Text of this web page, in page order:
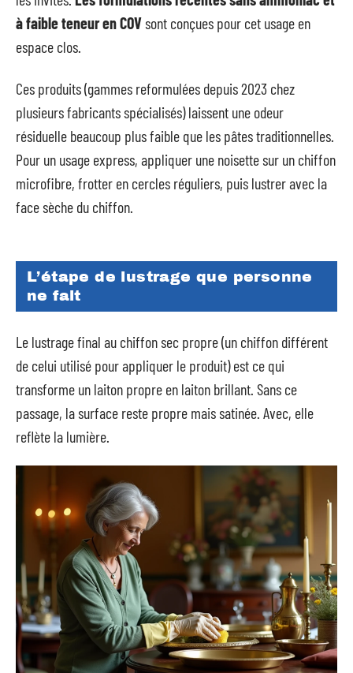
à faible teneur en COVsont conçues pour cet usage en
espace clos.
Ces produits (gammes reformulées depuis 2023 chez
plusieurs fabricants spécialisés) laissent une odeur
résiduelle beaucoup plus faible que les pâtes traditionnelles.
Pour un usage express, appliquer une noisette sur un chiffon
microfibre, frotter en cercles réguliers, puis lustrer avec la
face sèche du chiffon.
L’étape de lustrage que personne
ne fait
Le lustrage final au chiffon sec propre (un chiffon différent
de celui utilisé pour appliquer le produit) est ce qui
transforme un laiton propre en laiton brillant. Sans ce
passage, la surface reste propre mais satinée. Avec, elle
reflète la lumière.